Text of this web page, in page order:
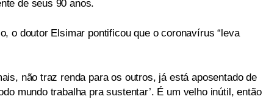
de seus 90 anos.
o doutor Elsimar pontificou que o coronavírus “leva
não traz renda para os outros, já está aposentado de
mundo trabalha pra sustentar’. É um velho inútil, então